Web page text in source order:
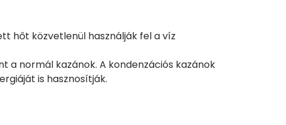
hőt közvetlenül használják fel a víz
a normál kazánok. A kondenzációs kazánok
is hasznosítják.